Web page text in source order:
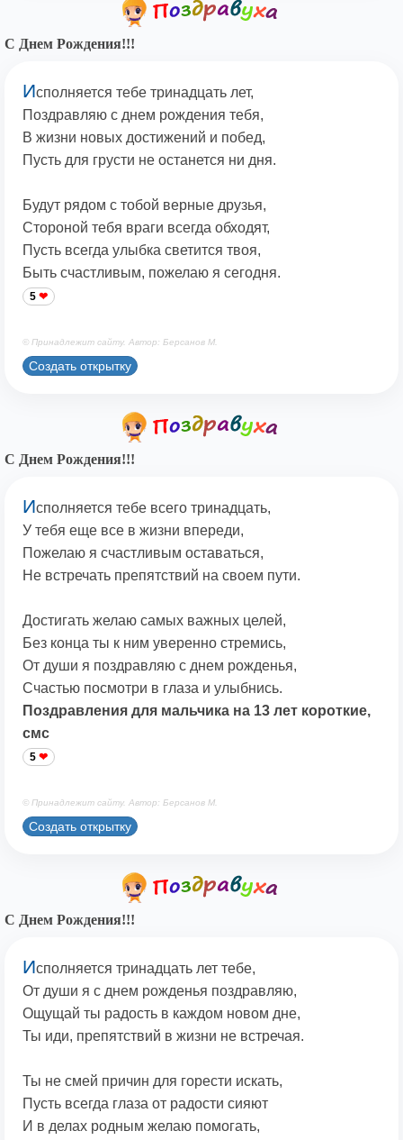
С Днем Рождения!!!
Исполняется тебе тринадцать лет,
Поздравляю с днем рождения тебя,
В жизни новых достижений и побед,
Пусть для грусти не останется ни дня.
Будут рядом с тобой верные друзья,
Стороной тебя враги всегда обходят,
Пусть всегда улыбка светится твоя,
Быть счастливым, пожелаю я сегодня.
5
© Принадлежит сайту. Автор: Берсанов М.
Создать открытку
С Днем Рождения!!!
Исполняется тебе всего тринадцать,
У тебя еще все в жизни впереди,
Пожелаю я счастливым оставаться,
Не встречать препятствий на своем пути.
Достигать желаю самых важных целей,
Без конца ты к ним уверенно стремись,
От души я поздравляю с днем рожденья,
Счастью посмотри в глаза и улыбнись.
Поздравления для мальчика на 13 лет короткие,
смс
5
© Принадлежит сайту. Автор: Берсанов М.
Создать открытку
С Днем Рождения!!!
Исполняется тринадцать лет тебе,
От души я с днем рожденья поздравляю,
Ощущай ты радость в каждом новом дне,
Ты иди, препятствий в жизни не встречая.
Ты не смей причин для горести искать,
Пусть всегда глаза от радости сияют
И в делах родным желаю помогать,